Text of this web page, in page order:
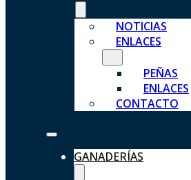
NOTICIAS
ENLACES
PEÑAS
ENLACES
CONTACTO
GANADERÍAS